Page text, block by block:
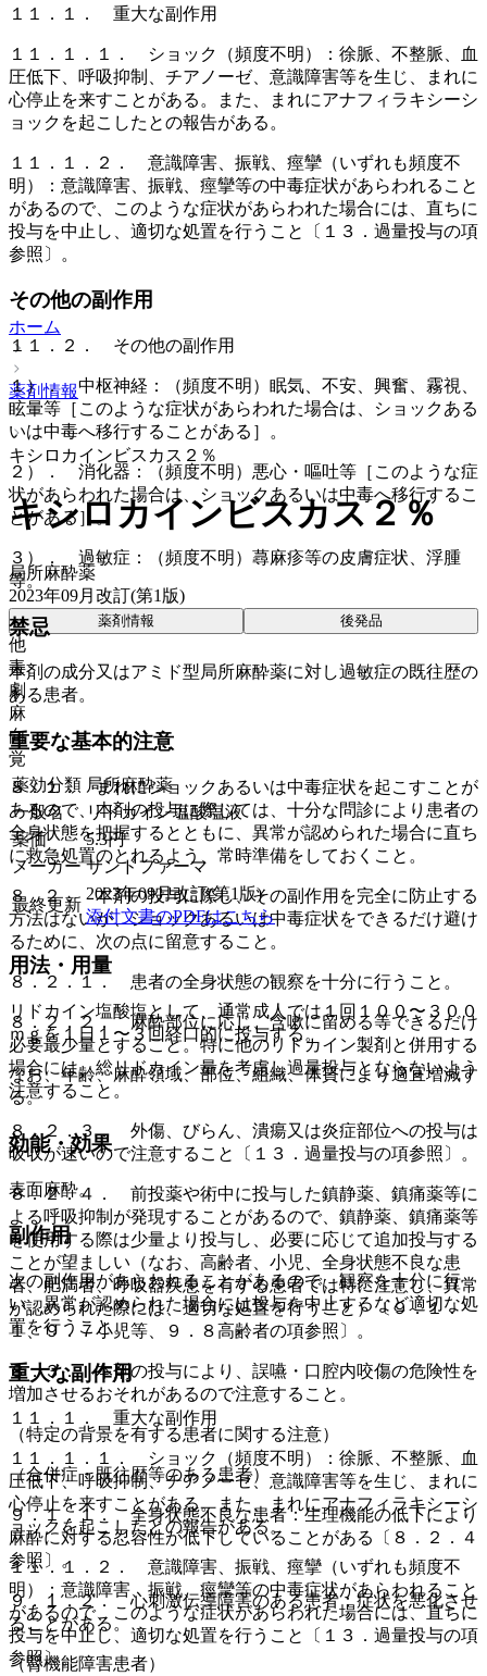
１１．１． 重大な副作用
１１．１．１． ショック（頻度不明）：徐脈、不整脈、血
圧低下、呼吸抑制、チアノーゼ、意識障害等を生じ、まれに
心停止を来すことがある。また、まれにアナフィラキシーシ
ョックを起こしたとの報告がある。
１１．１．２． 意識障害、振戦、痙攣（いずれも頻度不
明）：意識障害、振戦、痙攣等の中毒症状があらわれること
があるので、このような症状があらわれた場合には、直ちに
投与を中止し、適切な処置を行うこと〔１３．過量投与の項
参照〕。
その他の副作用
１１．２． その他の副作用
１）． 中枢神経：（頻度不明）眠気、不安、興奮、霧視、
眩暈等［このような症状があらわれた場合は、ショックある
いは中毒へ移行することがある］。
２）． 消化器：（頻度不明）悪心・嘔吐等［このような症
状があらわれた場合は、ショックあるいは中毒へ移行するこ
とがある］。
３）． 過敏症：（頻度不明）蕁麻疹等の皮膚症状、浮腫
等。
禁忌
本剤の成分又はアミド型局所麻酔薬に対し過敏症の既往歴の
ある患者。
重要な基本的注意
８．１． まれにショックあるいは中毒症状を起こすことが
あるので、本剤の投与に際しては、十分な問診により患者の
全身状態を把握するとともに、異常が認められた場合に直ち
に救急処置のとれるよう、常時準備をしておくこと。
８．２． 本剤の投与に際し、その副作用を完全に防止する
方法はないが、ショックあるいは中毒症状をできるだけ避け
るために、次の点に留意すること。
８．２．１． 患者の全身状態の観察を十分に行うこと。
８．２．２． 麻酔部位に応じ、含嗽に留める等できるだけ
必要最少量とすること。特に他のリドカイン製剤と併用する
場合には、総リドカイン量を考慮し過量投与とならないよう
注意すること。
８．２．３． 外傷、びらん、潰瘍又は炎症部位への投与は
吸収が速いので注意すること〔１３．過量投与の項参照〕。
８．２．４． 前投薬や術中に投与した鎮静薬、鎮痛薬等に
よる呼吸抑制が発現することがあるので、鎮静薬、鎮痛薬等
を使用する際は少量より投与し、必要に応じて追加投与する
ことが望ましい（なお、高齢者、小児、全身状態不良な患
者、肥満者、呼吸器疾患を有する患者では特に注意し、異常
が認められた際には、適切な処置を行うこと）〔９．１．
１、９．７小児等、９．８高齢者の項参照〕。
８．３． 本剤の投与により、誤嚥・口腔内咬傷の危険性を
増加させるおそれがあるので注意すること。
（特定の背景を有する患者に関する注意）
（合併症・既往歴等のある患者）
９．１．１． 全身状態不良な患者：生理機能の低下により
麻酔に対する忍容性が低下していることがある〔８．２．４
参照〕。
９．１．２． 心刺激伝導障害のある患者：症状を悪化させ
ることがある。
（腎機能障害患者）
ホーム
薬剤情報
キシロカインビスカス２％
キシロカインビスカス２％
局所麻酔薬
2023年09月改訂(第1版)
薬剤情報 後発品
他
毒
劇
麻
向
覚
薬効分類 局所麻酔薬
一般名
リドカイン塩酸塩液
薬価
5.3円
メーカー サンドファーマ
最終更新
2023年09月改訂(第1版)
添付文書のPDFはこちら
用法・用量
リドカイン塩酸塩として、通常成人では１回１００〜３００
ｍｇを１日１〜３回経口的に投与する。
なお、年齢、麻酔領域、部位、組織、体質により適宜増減す
る。
効能・効果
表面麻酔。
副作用
次の副作用があらわれることがあるので、観察を十分に行
い、異常が認められた場合には投与を中止するなど適切な処
置を行うこと。
重大な副作用
１１．１． 重大な副作用
１１．１．１． ショック（頻度不明）：徐脈、不整脈、血
圧低下、呼吸抑制、チアノーゼ、意識障害等を生じ、まれに
心停止を来すことがある。また、まれにアナフィラキシーシ
ョックを起こしたとの報告がある。
１１．１．２． 意識障害、振戦、痙攣（いずれも頻度不
明）：意識障害、振戦、痙攣等の中毒症状があらわれること
があるので、このような症状があらわれた場合には、直ちに
投与を中止し、適切な処置を行うこと〔１３．過量投与の項
参照〕。